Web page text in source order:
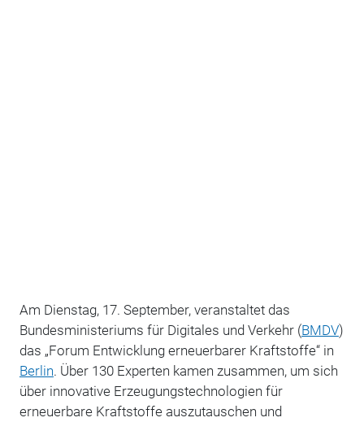
Am Dienstag, 17. September, veranstaltet das
Bundesministeriums für Digitales und Verkehr (BMDV)
das „Forum Entwicklung erneuerbarer Kraftstoffe“ in
Berlin. Über 130 Experten kamen zusammen, um sich
über innovative Erzeugungstechnologien für
erneuerbare Kraftstoffe auszutauschen und